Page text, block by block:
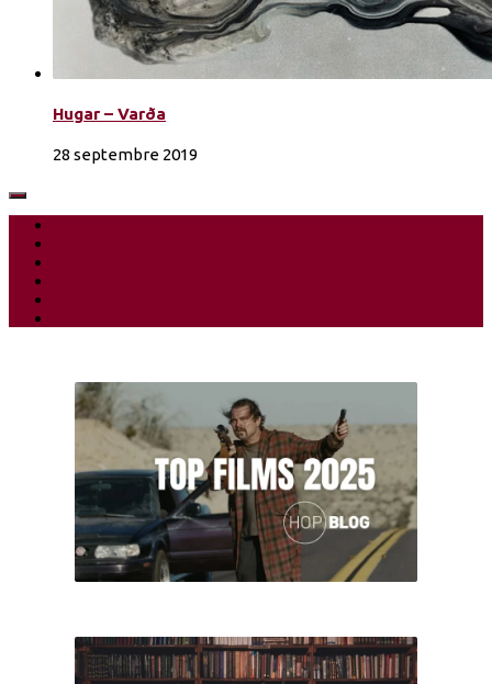
Hugar – Varða
28 septembre 2019